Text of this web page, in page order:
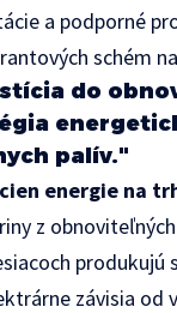
a podporné
schém
do
palív."
energie na
z
produkujú
závisia od